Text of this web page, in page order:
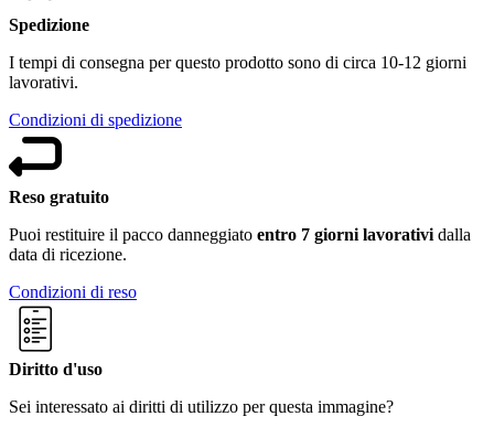
Spedizione
I tempi di consegna per questo prodotto sono di circa 10-12 giorni
lavorativi.
Condizioni di spedizione
Reso gratuito
Puoi restituire il pacco danneggiato entro 7 giorni lavorativi dalla
data di ricezione.
Condizioni di reso
Diritto d'uso
Sei interessato ai diritti di utilizzo per questa immagine?